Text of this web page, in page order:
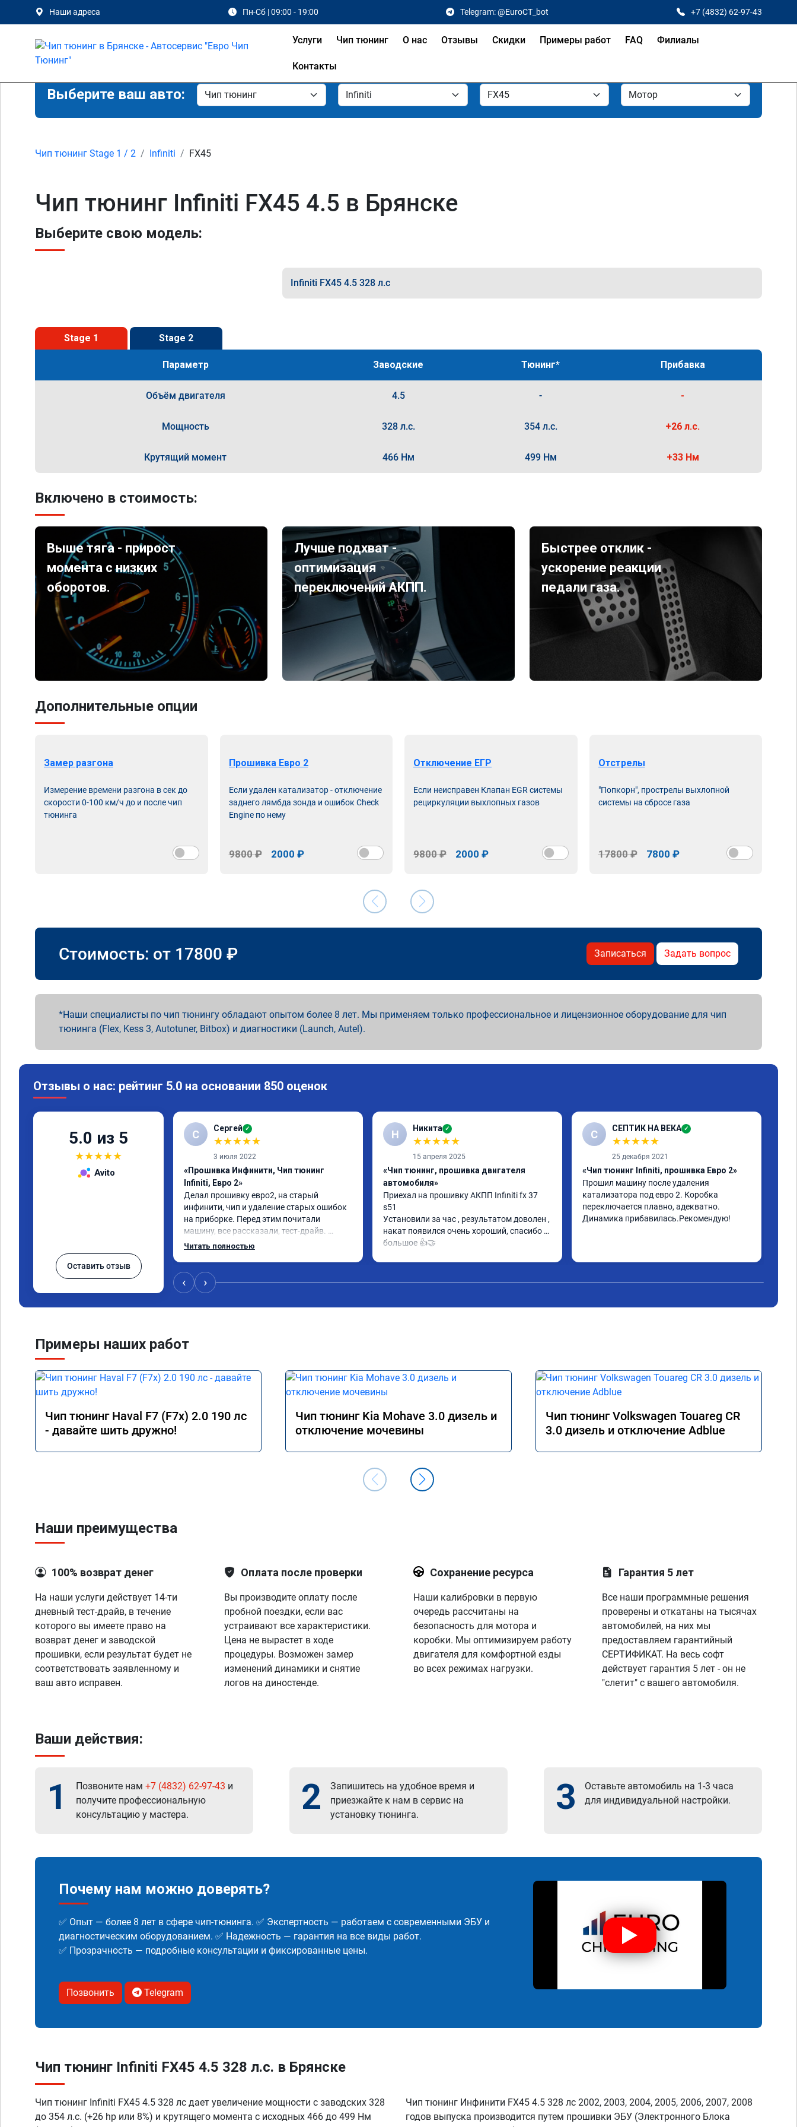
Наши адреса Пн-Сб | 09:00 - 19:00 Telegram: @EuroCT_bot +7 (4832) 62-97-43
Услуги Чип тюнинг О нас Отзывы Скидки Примеры работ FAQ Филиалы
Контакты
Выберите ваш авто:
Чип тюнинг Stage 1 / 2 Infiniti FX45
Чип тюнинг Infiniti FX45 4.5 в Брянске
Выберите свою модель:
Infiniti FX45 4.5 328 л.с
Stage 1 Stage 2
Параметр Заводские Тюнинг* Прибавка
Объём двигателя 4.5 - -
Мощность 328 л.с. 354 л.с. +26 л.с.
Крутящий момент 466 Нм 499 Нм +33 Нм
Включено в стоимость:
Выше тяга - прирост
момента с низких
оборотов.
Лучше подхват -
оптимизация
переключений АКПП.
Быстрее отклик -
ускорение реакции
педали газа.
Дополнительные опции
Замер разгона
Измерение времени разгона в сек до
скорости 0-100 км/ч до и после чип
тюнинга
Прошивка Евро 2
Если удален катализатор - отключение
заднего лямбда зонда и ошибок Check
Engine по нему
9800 ₽ 2000 ₽
Отключение ЕГР
Если неисправен Клапан EGR системы
рециркуляции выхлопных газов
9800 ₽ 2000 ₽
Отстрелы
"Попкорн", прострелы выхлопной
системы на сбросе газа
17800 ₽ 7800 ₽
Стоимость: от 17800 ₽ Записаться Задать вопрос
Наши специалисты по чип тюнингу обладают опытом более 8 лет. Мы применяем только профессиональное и лицензионное оборудование для чип
тюнинга (Flex, Kess 3, Autotuner, Bitbox) и диагностики (Launch, Autel).
Отзывы о нас: рейтинг 5.0 на основании 850 оценок
5.0 из 5
★★★★★
Avito
Оставить отзыв
С Сергей ✓
★★★★★
3 июля 2022
«Прошивка Инфинити, Чип тюнинг
Infiniti, Евро 2»
Делал прошивку евро2, на старый
инфинити, чип и удаление старых ошибок
на приборке. Перед этим почитали
машину, все рассказали, тест-драйв.
Результатом доволен, расход упал,
Читать полностью
Н Никита ✓
★★★★★
15 апреля 2025
«Чип тюнинг, прошивка двигателя
автомобиля»
Приехал на прошивку АКПП Infiniti fx 37
s51
Установили за час , результатом доволен ,
накат появился очень хороший, спасибо
большое 👍🤝
С СЕПТИК НА ВЕКА ✓
★★★★★
25 декабря 2021
«Чип тюнинг Infiniti, прошивка Евро 2»
Прошил машину после удаления
катализатора под евро 2. Коробка
переключается плавно, адекватно.
Динамика прибавилась.Рекомендую!
‹ ›
Примеры наших работ
Чип тюнинг Haval F7 (F7x) 2.0 190 лс
- давайте шить дружно!
Чип тюнинг Kia Mohave 3.0 дизель и
отключение мочевины
Чип тюнинг Volkswagen Touareg CR
3.0 дизель и отключение Adblue
Наши преимущества
100% возврат денег
На наши услуги действует 14-ти
дневный тест-драйв, в течение
которого вы имеете право на
возврат денег и заводской
прошивки, если результат будет не
соответствовать заявленному и
ваш авто исправен.
Оплата после проверки
Вы производите оплату после
пробной поездки, если вас
устраивают все характеристики.
Цена не вырастет в ходе
процедуры. Возможен замер
изменений динамики и снятие
логов на диностенде.
Сохранение ресурса
Наши калибровки в первую
очередь рассчитаны на
безопасность для мотора и
коробки. Мы оптимизируем работу
двигателя для комфортной езды
во всех режимах нагрузки.
Гарантия 5 лет
Все наши программные решения
проверены и откатаны на тысячах
автомобилей, на них мы
предоставляем гарантийный
СЕРТИФИКАТ. На весь софт
действует гарантия 5 лет - он не
"слетит" с вашего автомобиля.
Ваши действия:
1 Позвоните нам +7 (4832) 62-97-43 и
получите профессиональную
консультацию у мастера.
2
Запишитесь на удобное время и
приезжайте к нам в сервис на
установку тюнинга.
3
Оставьте автомобиль на 1-3 часа
для индивидуальной настройки.
Почему нам можно доверять?
✅ Опыт — более 8 лет в сфере чип-тюнинга. ✅ Экспертность — работаем с современными ЭБУ и
диагностическим оборудованием. ✅ Надежность — гарантия на все виды работ.
✅ Прозрачность — подробные консультации и фиксированные цены.
Позвонить Telegram
Чип тюнинг Infiniti FX45 4.5 328 л.с. в Брянске
Чип тюнинг Infiniti FX45 4.5 328 лс дает увеличение мощности с заводских 328
до 354 л.с. (+26 hp или 8%) и крутящего момента с исходных 466 до 499 Нм
Чип тюнинг Инфинити FX45 4.5 328 лс 2002, 2003, 2004, 2005, 2006, 2007, 2008
годов выпуска производится путем прошивки ЭБУ (Электронного Блока